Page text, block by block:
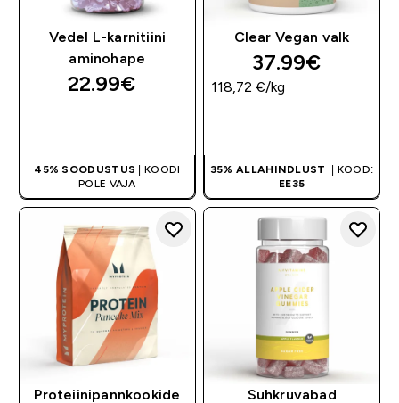
Vedel L-karnitiini
aminohape
22.99€‎
45% SOODUSTUS | KOODI
POLE VAJA
Clear Vegan valk
37.99€‎
118,72 €‎/kg
35% ALLAHINDLUST
| KOOD:
EE35
Proteiinipannkookide
Suhkruvabad